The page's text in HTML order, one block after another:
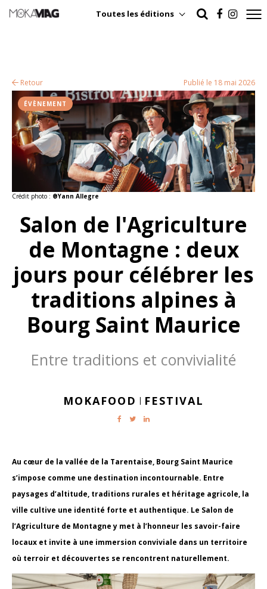
Toutes les éditions
Retour Publié le 18 mai 2026
Crédit photo : ®Yann Allegre
ÉVÈNEMENT
Salon de l'Agriculture
de Montagne : deux
jours pour célébrer les
traditions alpines à
Bourg Saint Maurice
Entre traditions et convivialité
MOKAFOOD | FESTIVAL
Au cœur de la vallée de la Tarentaise, Bourg Saint Maurice
s’impose comme une destination incontournable. Entre
paysages d’altitude, traditions rurales et héritage agricole, la
ville cultive une identité forte et authentique. Le Salon de
l’Agriculture de Montagne y met à l’honneur les savoir-faire
locaux et invite à une immersion conviviale dans un territoire
où terroir et découvertes se rencontrent naturellement.